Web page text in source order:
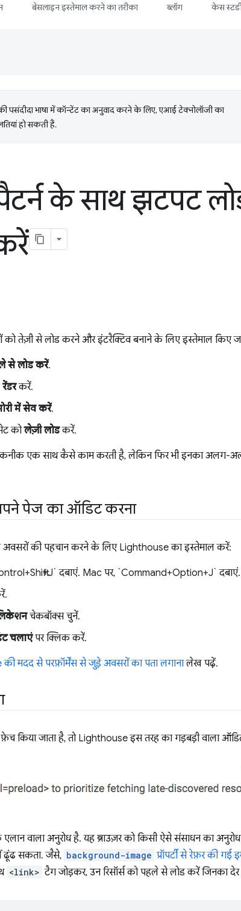
बेसलाइन इस्तेमाल करने का तरीका ब्लॉग केस
भाषा में कॉन्टेंट का अनुवाद करने के लिए, एआई टेक्नोलॉजी का
हो सकती हैं.
के साथ झटपट
तेज़ी से लोड करने और इंटरैक्टिव बनाने के लिए इस्तेमाल किए
से लोड करें.
रेंडरकरें.
में सेव करें.
कोलेज़ी लोडकरें.
एक साथ कैसे काम करती है, लेकिन फिर भी इनका अलग-
पेज का ऑडिट करना
अवसरों की पहचान करने के लिए Lighthouse का इस्तेमाल करें:
दबाएं. Mac पर, `Command+Option+J` दबाएं.
चेकबॉक्स चुनें.
चलाएंपर क्लिक करें.
मदद से परफ़ॉर्मेंस से जुड़े अवसरों का पता लगानालेख पढ़ें.
किया जाता है, तो Lighthouse इस तरह का गड़बड़ी वाला
वाला अनुरोध है. यह ब्राउज़र को किसी ऐसे संसाधन का
ढूंढ सकता. जैसे, background-image प्रॉपर्टी से रेफ़र की गई
<link> टैग जोड़कर, उन रिसॉर्स को पहले से लोड करें जिनका